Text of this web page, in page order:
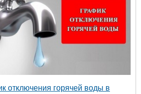
отключения горячей воды в